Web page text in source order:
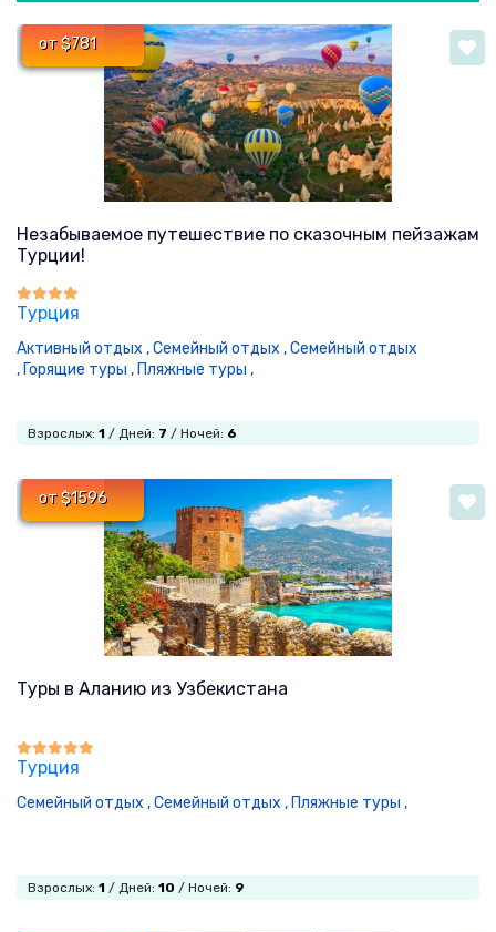
от $781
Незабываемое путешествие по сказочным пейзажам
Турции!
Турция
Активный отдых ,Семейный отдых ,Семейный отдых
, Горящие туры , Пляжные туры ,
Взрослых: 1 / Дней: 7 / Ночей: 6
от $1596
Туры в Аланию из Узбекистана
Турция
Семейный отдых ,Семейный отдых , Пляжные туры ,
Взрослых: 1 / Дней: 10 / Ночей: 9